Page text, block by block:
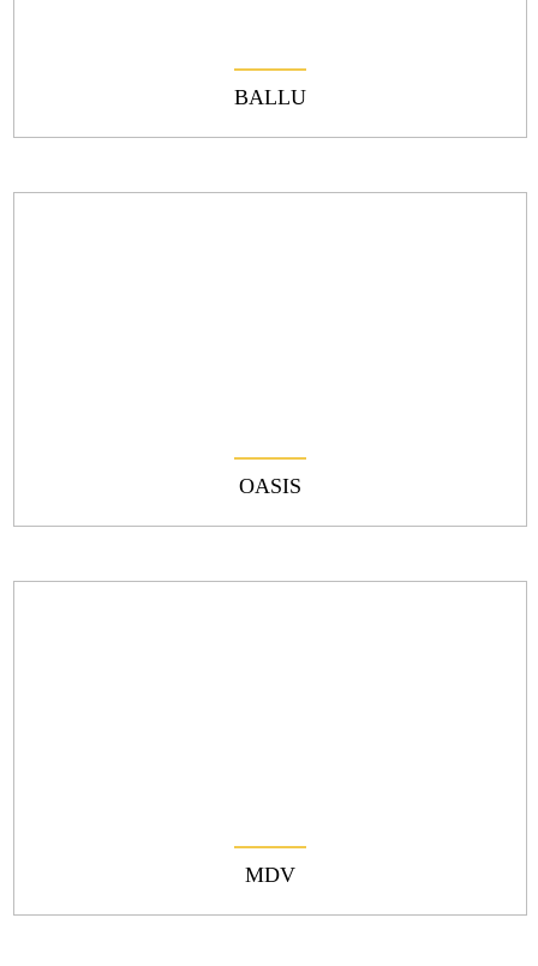
BALLU
OASIS
MDV